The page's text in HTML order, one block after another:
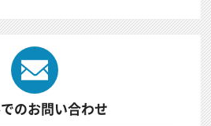
のお問い合わせ